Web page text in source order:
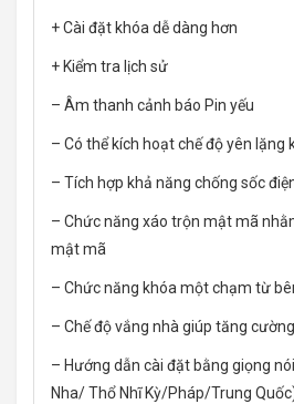
+ Cài đặt khóa dễ dàng hơn
+ Kiểm tra lịch sử
– Âm thanh cảnh báo Pin yếu
– Có thể kích hoạt chế độ yên lặng
– Tích hợp khả năng chống sốc
– Chức năng xáo trộn mật mã
mật mã
– Chức năng khóa một chạm từ
– Chế độ vắng nhà giúp tăng
– Hướng dẫn cài đặt bằng giọng
Nha/ Thổ Nhĩ Kỳ/Pháp/Trung